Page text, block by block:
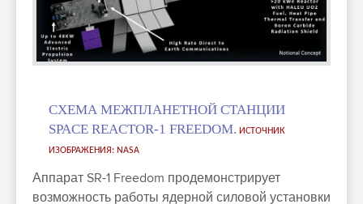
СХЕМА МЕЖПЛАНЕТНОЙ СТАНЦИИ
SPACE REACTOR-1 FREEDOM. ИСТОЧНИК
ИЗОБРАЖЕНИЯ: NASA
Аппарат SR-1 Freedom продемонстрирует
возможность работы ядерной силовой установки